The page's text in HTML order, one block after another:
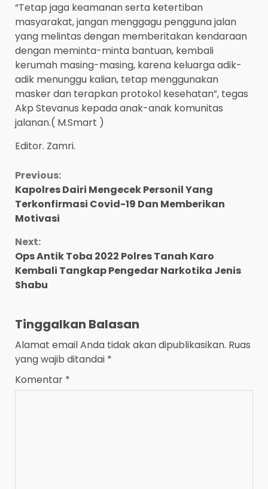
“Tetap jaga keamanan serta ketertiban
masyarakat, jangan menggagu pengguna jalan
yang melintas dengan memberitakan kendaraan
dengan meminta-minta bantuan, kembali
kerumah masing-masing, karena keluarga adik-
adik menunggu kalian, tetap menggunakan
masker dan terapkan protokol kesehatan”, tegas
Akp Stevanus kepada anak-anak komunitas
jalanan.( M.Smart )
Editor. Zamri.
Continue
Reading
Previous:
Kapolres Dairi Mengecek Personil Yang
Terkonfirmasi Covid-19 Dan Memberikan
Motivasi
Next:
Ops Antik Toba 2022 Polres Tanah Karo
Kembali Tangkap Pengedar Narkotika Jenis
Shabu
Tinggalkan Balasan
Alamat email Anda tidak akan dipublikasikan. Ruas
yang wajib ditandai *
Komentar *